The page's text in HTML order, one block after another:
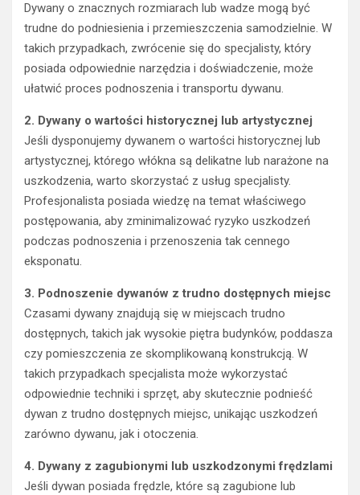
Dywany o znacznych rozmiarach lub wadze mogą być
trudne do podniesienia i przemieszczenia samodzielnie. W
takich przypadkach, zwrócenie się do specjalisty, który
posiada odpowiednie narzędzia i doświadczenie, może
ułatwić proces podnoszenia i transportu dywanu.
2. Dywany o wartości historycznej lub artystycznej
Jeśli dysponujemy dywanem o wartości historycznej lub
artystycznej, którego włókna są delikatne lub narażone na
uszkodzenia, warto skorzystać z usług specjalisty.
Profesjonalista posiada wiedzę na temat właściwego
postępowania, aby zminimalizować ryzyko uszkodzeń
podczas podnoszenia i przenoszenia tak cennego
eksponatu.
3. Podnoszenie dywanów z trudno dostępnych miejsc
Czasami dywany znajdują się w miejscach trudno
dostępnych, takich jak wysokie piętra budynków, poddasza
czy pomieszczenia ze skomplikowaną konstrukcją. W
takich przypadkach specjalista może wykorzystać
odpowiednie techniki i sprzęt, aby skutecznie podnieść
dywan z trudno dostępnych miejsc, unikając uszkodzeń
zarówno dywanu, jak i otoczenia.
4. Dywany z zagubionymi lub uszkodzonymi frędzlami
Jeśli dywan posiada frędzle, które są zagubione lub